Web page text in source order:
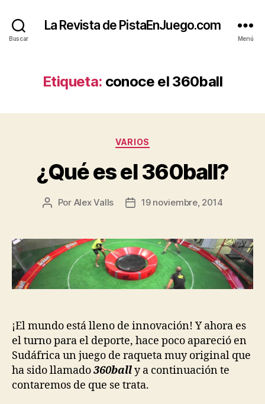
Buscar
La Revista de PistaEnJuego.com
Menú
Etiqueta: conoce el 360ball
Categorías
VARIOS
¿Qué es el 360ball?
Autor
entrada
Por Alex Valls
Fecha
entrada
19 noviembre, 2014
¡El mundo está lleno de innovación! Y ahora es
el turno para el deporte, hace poco apareció en
Sudáfrica un juego de raqueta muy original que
ha sido llamado360bally a continuación te
contaremos de que se trata.